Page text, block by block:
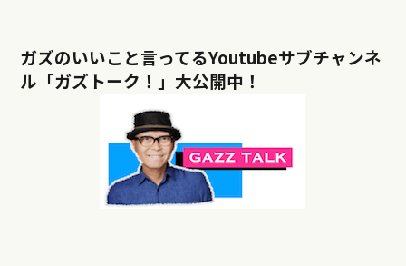
ガズのいいこと言ってるYoutubeサブチャンネ
ル「ガズトーク！」大公開中！